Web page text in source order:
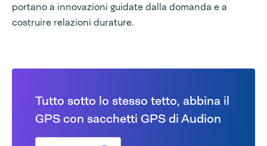
portano a innovazioni guidate dalla domanda e a
costruire relazioni durature.
Tutto sotto lo stesso tetto, abbina il
GPS con sacchetti GPS di Audion